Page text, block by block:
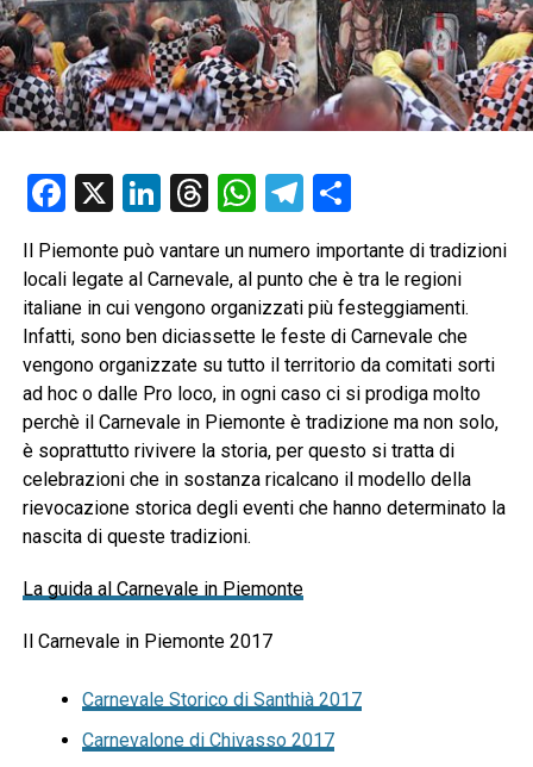
Facebook
X LinkedIn
Threads
WhatsApp
Telegram
Condividi
Il Piemonte può vantare un numero importante di tradizioni
locali legate al Carnevale, al punto che è tra le regioni
italiane in cui vengono organizzati più festeggiamenti.
Infatti, sono ben diciassette le feste di Carnevale che
vengono organizzate su tutto il territorio da comitati sorti
ad hoc o dalle Pro loco, in ogni caso ci si prodiga molto
perchè il Carnevale in Piemonte è tradizione ma non solo,
è soprattutto rivivere la storia, per questo si tratta di
celebrazioni che in sostanza ricalcano il modello della
rievocazione storica degli eventi che hanno determinato la
nascita di queste tradizioni.
La guida al Carnevale in Piemonte
Il Carnevale in Piemonte 2017
Carnevale Storico di Santhià 2017
Carnevalone di Chivasso 2017